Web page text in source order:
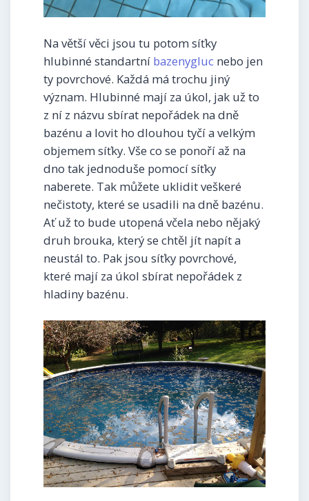
Na větší věci jsou tu potom síťky
hlubinné standartní bazenygluc nebo jen
ty povrchové. Každá má trochu jiný
význam. Hlubinné mají za úkol, jak už to
z ní z názvu sbírat nepořádek na dně
bazénu a lovit ho dlouhou tyčí a velkým
objemem síťky. Vše co se ponoří až na
dno tak jednoduše pomocí síťky
naberete. Tak můžete uklidit veškeré
nečistoty, které se usadili na dně bazénu.
Ať už to bude utopená včela nebo nějaký
druh brouka, který se chtěl jít napít a
neustál to. Pak jsou síťky povrchové,
které mají za úkol sbírat nepořádek z
hladiny bazénu.